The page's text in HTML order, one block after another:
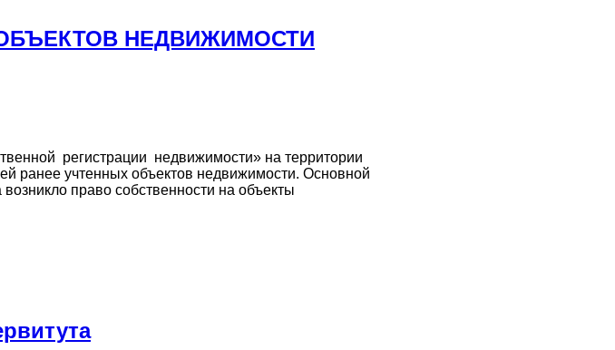
НЕДВИЖИМОСТИ
регистрации недвижимости» на территории
ранее учтенных объектов недвижимости. Основной
право собственности на объекты